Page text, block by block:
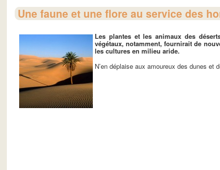
Une faune et une flore au service des
Les plantes et les animaux des
végétaux, notamment, fournirait de
les cultures en milieu aride.
N’en déplaise aux amoureux des dunes et